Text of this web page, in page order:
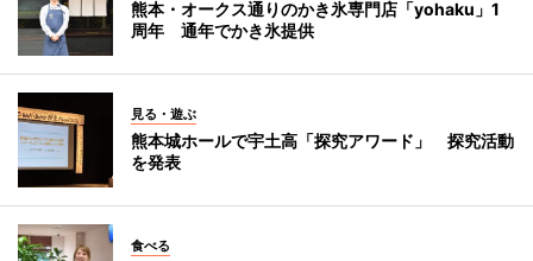
熊本・オークス通りのかき氷専門店「yohaku」1
周年 通年でかき氷提供
見る・遊ぶ
熊本城ホールで宇土高「探究アワード」 探究活動
を発表
食べる